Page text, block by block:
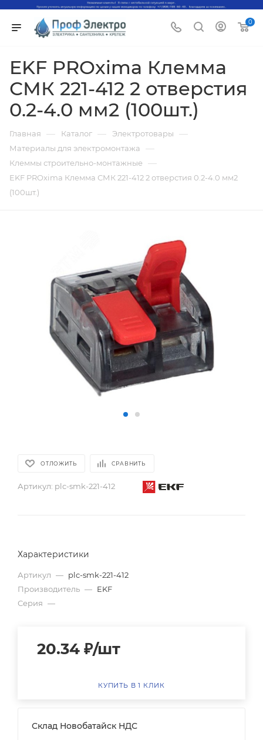
0
EKF PROxima Клемма
СМК 221-412 2 отверстия
0.2-4.0 мм2 (100шт.)
Главная — Каталог — Электротовары —
Материалы для электромонтажа —
Клеммы строительно-монтажные —
EKF PROxima Клемма СМК 221-412 2 отверстия 0.2-4.0 мм2
(100шт.)
ОТЛОЖИТЬ СРАВНИТЬ
Артикул: plc-smk-221-412
Характеристики
Артикул — plc-smk-221-412
Производитель — EKF
Серия —
20.34 ₽/шт
КУПИТЬ В 1 КЛИК
Склад Новобатайск НДС